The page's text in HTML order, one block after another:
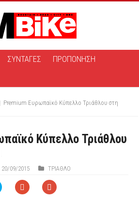
ΣΥΝΤΑΓΕΣ
ΠΡΟΠΟΝΗΣΗ
Premium Ευρωπαϊκό Κύπελλο Τριάθλου στη
Κύπελλο Τριάθλου
20/09/2015 ΤΡΙΑΘΛΟ